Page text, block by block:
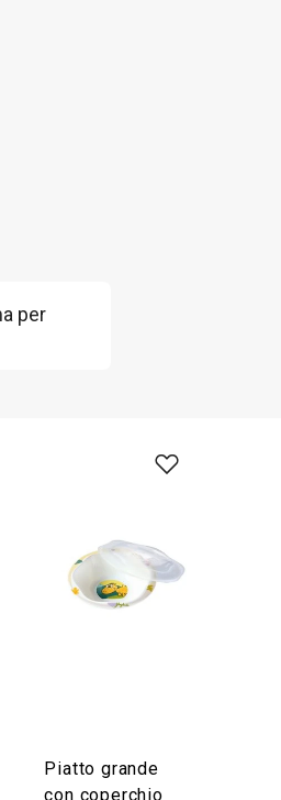
per
Piatto grande
con coperchio